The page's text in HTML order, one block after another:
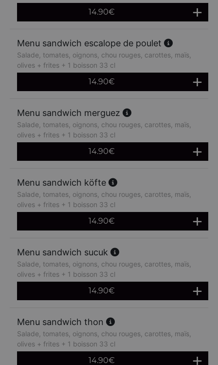
14.90€
Menu sandwich escalope de poulet
Salade, tomates, oignons, chou rouges, carottes, maïs,
olives + frites + 1 boisson 33 cl
14.90€
Menu sandwich merguez
Salade, tomates, oignons, chou rouges, carottes, maïs,
olives + frites + 1 boisson 33 cl
14.90€
Menu sandwich köfte
Salade, tomates, oignons, chou rouges, carottes, maïs,
olives + frites + 1 boisson 33 cl
14.90€
Menu sandwich sucuk
Salade, tomates, oignons, chou rouges, carottes, maïs,
olives + frites + 1 boisson 33 cl
14.90€
Menu sandwich thon
Salade, tomates, oignons, chou rouges, carottes, maïs,
olives + frites + 1 boisson 33 cl
14.90€